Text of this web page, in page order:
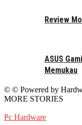
Review
ASUS
Memukau
© © Powered by
MORE STORIES
Pc Hardware